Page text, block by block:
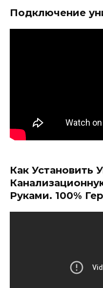
Подключение
Как Установить
Руками. 100%